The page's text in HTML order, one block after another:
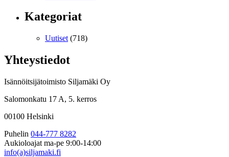
Kategoriat
Uutiset (718)
Yhteystiedot
Isännöitsijätoimisto Siljamäki Oy
Salomonkatu 17 A, 5. kerros
00100 Helsinki
Puhelin 044-777 8282
Aukioloajat ma-pe 9:00-14:00
info(a)siljamaki.fi